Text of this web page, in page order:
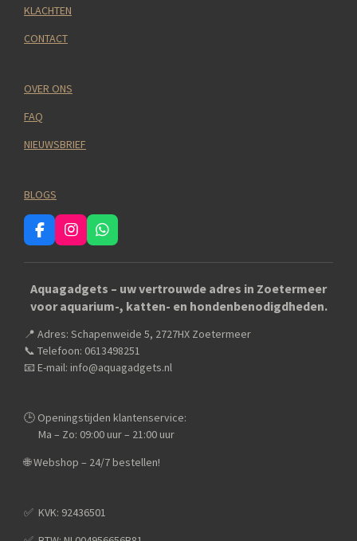
KLACHTEN
CONTACT
OVER ONS
FAQ
NIEUWSBRIEF
BLOGS
F
a
c
b
o
k
I
n
s
a
g
a
m
W
h
a
s
A
p
Aquagadgets – uw vertrouwde adres in Zoetermeer
voor aquarium-, katten- en hondenbenodigdheden.
📍 Adres: Schapenweide 5, 2727HX Zoetermeer
📞 Telefoon: 0613498251
📧 E-mail: info@aquagadgets.nl
🕒 Openingstijden klantenservice:
Ma – Zo: 09:00 uur – 21:00 uur
🌐 Webshop – 24/7 bestellen!
✅️ KVK: 92436501